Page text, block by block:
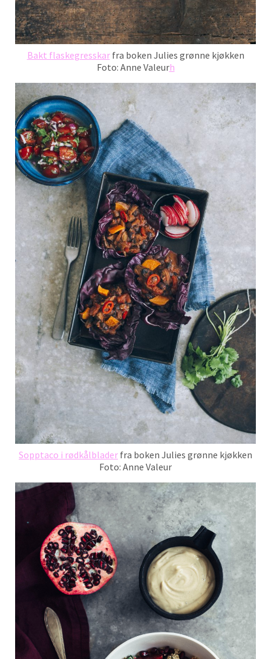
Bakt flaskegresskarfra boken Julies grønne kjøkken
Foto: Anne Valeurh
Sopptaco i rødkålblader fra boken Julies grønne kjøkken
Foto: Anne Valeur